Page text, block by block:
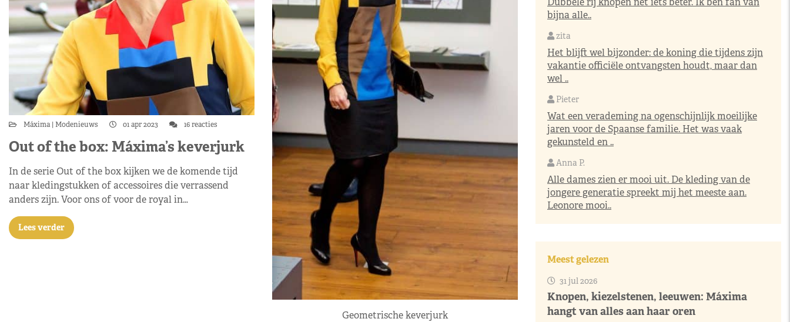
Máxima Modenieuws 01 apr 2023 16 reacties
Out of the box: Máxima’s keverjurk
In de serie Out of the box kijken we de komende tijd
naar kledingstukken of accessoires die verrassend
anders zijn. Voor ons of voor de royal in…
Lees verder
Geometrische keverjurk
bijna alle..
zita
Het blijft wel bijzonder: de koning die tijdens zijn
vakantie officiële ontvangsten houdt, maar dan
wel ..
Pieter
Wat een verademing na ogenschijnlijk moeilijke
jaren voor de Spaanse familie. Het was vaak
gekunsteld en ..
Anna P.
Alle dames zien er mooi uit. De kleding van de
jongere generatie spreekt mij het meeste aan.
Leonore mooi..
Meest gelezen
31 jul 2026
Knopen, kiezelstenen, leeuwen: Máxima
hangt van alles aan haar oren